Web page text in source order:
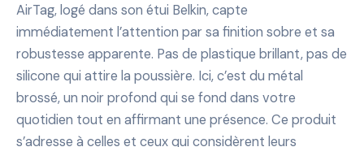
AirTag, logé dans son étui Belkin, capte
immédiatement l’attention par sa finition sobre et sa
robustesse apparente. Pas de plastique brillant, pas de
silicone qui attire la poussière. Ici, c’est du métal
brossé, un noir profond qui se fond dans votre
quotidien tout en affirmant une présence. Ce produit
s’adresse à celles et ceux qui considèrent leurs